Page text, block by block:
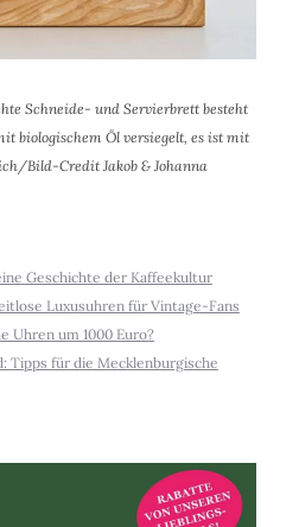
Schneide- und Servierbrett besteht
biologischem Öl versiegelt, es ist mit
Bild-Credit Jakob & Johanna
Geschichte der Kaffeekultur
Luxusuhren für Vintage-Fans
Uhren um 1000 Euro?
Tipps für die Mecklenburgische